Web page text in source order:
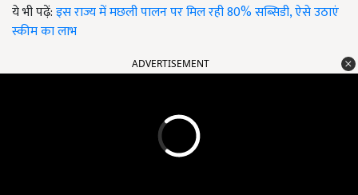
ये भी पढ़ें:इस राज्य में मछली पालन पर मिल रही 80% सब्सिडी, ऐसे उठाएं
स्कीम का लाभ
ADVERTISEMENT